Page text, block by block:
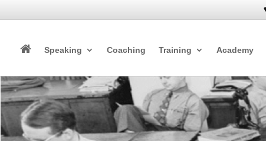
Speaking Coaching Training Academy